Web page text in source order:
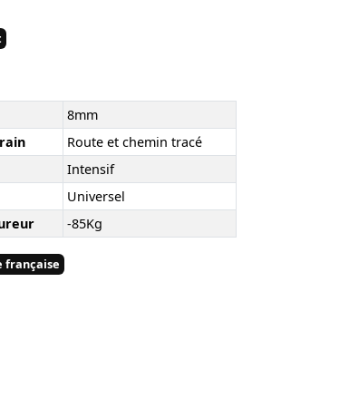
8mm
Route et chemin tracé
Intensif
Universel
-85Kg
française